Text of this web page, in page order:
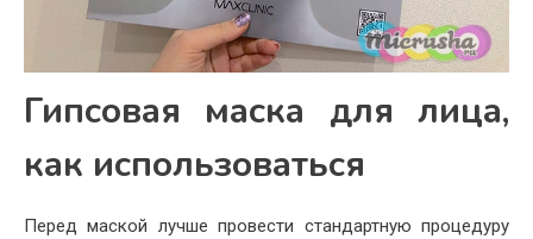
Гипсовая маска для лица,
как использоваться
Перед маской лучше провести стандартную процедуру